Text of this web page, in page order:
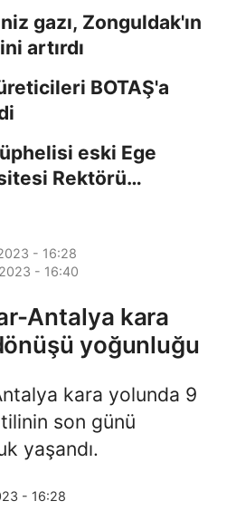
gazı, Zonguldak'ın
artırdı
üreticileri BOTAŞ'a
eski Ege
Rektörü
- 16:28
- 16:40
Antalya kara
yoğunluğu
kara yolunda 9
son günü
yaşandı.
- 16:28